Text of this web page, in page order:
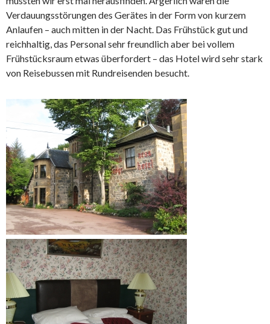
Verdauungsstörungen des Gerätes in der Form von kurzem
Anlaufen – auch mitten in der Nacht. Das Frühstück gut und
reichhaltig, das Personal sehr freundlich aber bei vollem
Frühstücksraum etwas überfordert – das Hotel wird sehr stark
von Reisebussen mit Rundreisenden besucht.